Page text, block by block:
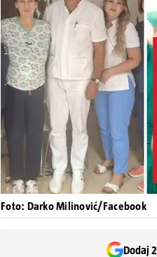
Foto: Darko Milinović/Facebook
Dodaj